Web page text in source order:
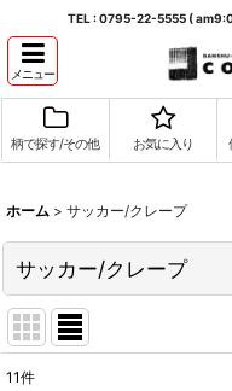
TEL : 0795-22-5555 (
メニュー
柄で探す/その他 お気に入り
ホーム > サッカー/クレープ
サッカー/クレープ
11件